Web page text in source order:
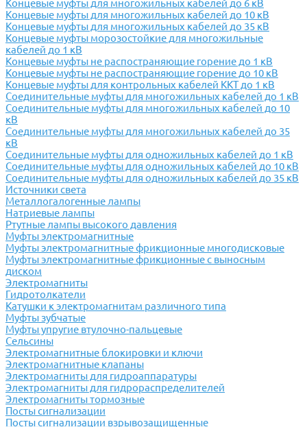
Концевые муфты для многожильных кабелей до 6 кВ
Концевые муфты для многожильных кабелей до 10 кВ
Концевые муфты для многожильных кабелей до 35 кВ
Концевые муфты морозостойкие для многожильные
кабелей до 1 кВ
Концевые муфты не распостраняющие горение до 1 кВ
Концевые муфты не распостраняющие горение до 10 кВ
Концевые муфты для контрольных кабелей ККТ до 1 кВ
Соединительные муфты для многожильных кабелей до 1 кВ
Соединительные муфты для многожильных кабелей до 10
кВ
Соединительные муфты для многожильных кабелей до 35
кВ
Соединительные муфты для одножильных кабелей до 1 кВ
Соединительные муфты для одножильных кабелей до 10 кВ
Соединительные муфты для одножильных кабелей до 35 кВ
Источники света
Металлогалогенные лампы
Натриевые лампы
Ртутные лампы высокого давления
Муфты электромагнитные
Муфты электромагнитные фрикционные многодисковые
Муфты электромагнитные фрикционные с выносным
диском
Электромагниты
Гидротолкатели
Катушки к электромагнитам различного типа
Муфты зубчатые
Муфты упругие втулочно-пальцевые
Сельсины
Электромагнитные блокировки и ключи
Электромагнитные клапаны
Электромагниты для гидроаппаратуры
Электромагниты для гидрораспределителей
Электромагниты тормозные
Посты сигнализации
Посты сигнализации взрывозащищенные